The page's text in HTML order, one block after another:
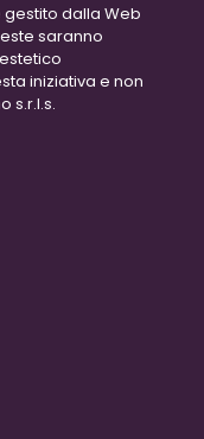
gestito dalla Web
saranno
iniziativa e non
s.r.l.s.